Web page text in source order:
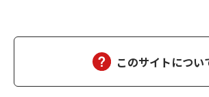
水左衛門(しみずさえもん)先生で、流派はよ
このサイトについ